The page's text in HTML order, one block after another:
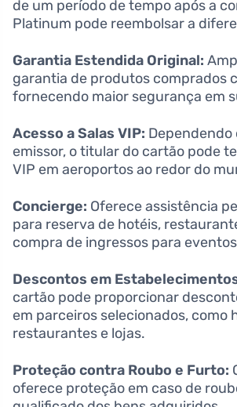
de um período de tempo após a
Platinum pode reembolsar a
Garantia Estendida Original:
garantia de produtos comprados
fornecendo maior segurança em
Acesso a Salas VIP: Dependendo
emissor, o titular do cartão pode
VIP em aeroportos ao redor do
Concierge: Oferece assistência
para reserva de hotéis,
compra de ingressos para
Descontos em
cartão pode proporcionar
em parceiros selecionados, como
restaurantes e lojas.
Proteção contra Roubo e Furto:
oferece proteção em caso de